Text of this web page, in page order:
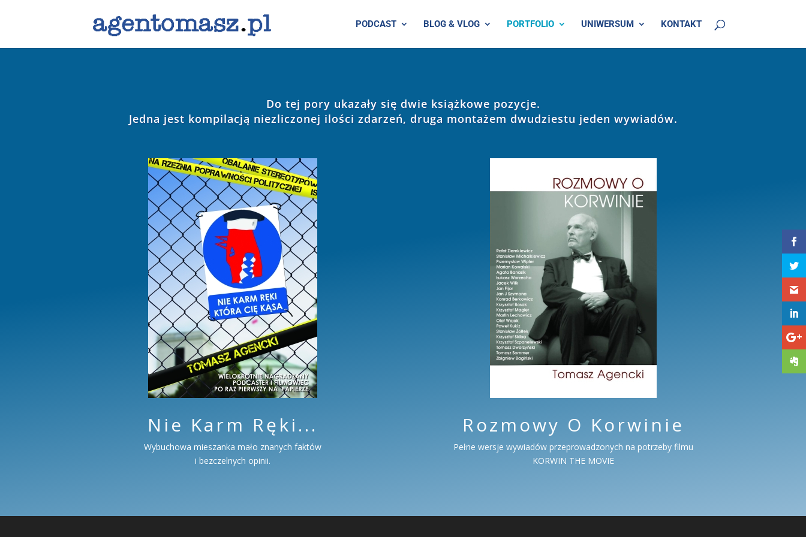
PODCAST BLOG & VLOG PORTFOLIO UNIWERSUM KONTAKT
Do tej pory ukazały się dwie książkowe pozycje.
Jedna jest kompilacją niezliczonej ilości zdarzeń, druga montażem dwudziestu jeden wywiadów.
Nie Karm Ręki...
Wybuchowa mieszanka mało znanych faktów
i bezczelnych opinii.
Rozmowy O Korwinie
Pełne wersje wywiadów przeprowadzonych na potrzeby filmu
KORWIN THE MOVIE